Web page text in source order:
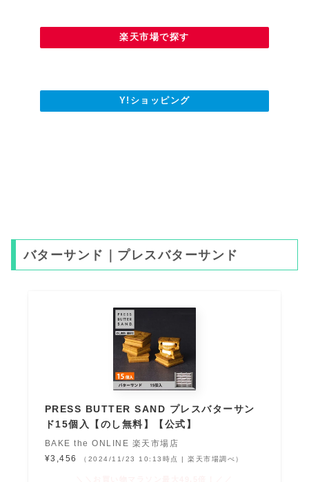
楽天市場で探す
Y!ショッピング
バターサンド｜プレスバターサンド
PRESS BUTTER SAND プレスバターサン
ド15個入【のし無料】【公式】
BAKE the ONLINE 楽天市場店
¥3,456
（2024/11/23 10:13時点 | 楽天市場調べ）